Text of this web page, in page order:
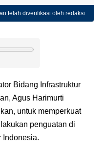
telah diverifikasi oleh redaksi
Bidang Infrastruktur
Agus Harimurti
untuk memperkuat
penguatan di
Indonesia.